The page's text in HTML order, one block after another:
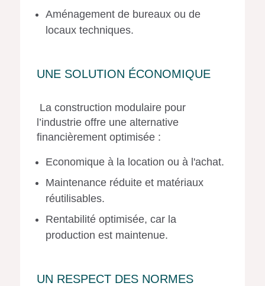
Aménagement de bureaux ou de
locaux techniques.
UNE SOLUTION ÉCONOMIQUE
La construction modulaire pour
l’industrie offre une alternative
financièrement optimisée :
Economique à la location ou à l'achat.
Maintenance réduite et matériaux
réutilisables.
Rentabilité optimisée, car la
production est maintenue.
UN RESPECT DES NORMES